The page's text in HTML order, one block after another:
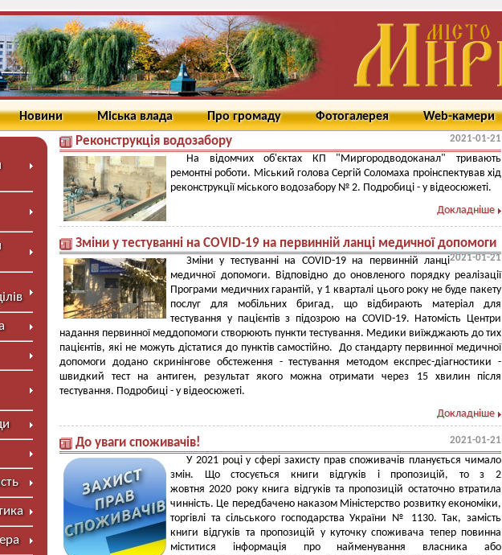
Новини Міська влада Про громаду Фотогалерея Web-камери
Реконструкція водозабору 2021-01-21
На відомчих об'єктах КП "Миргородводоканал" тривають
ремонтні роботи. Міський голова Сергій Соломаха проінспектував хід
реконструкції міського водозабору № 2. Подробиці - у відеосюжеті.
Докладніше
Зміни у тестуванні на COVID-19 на первинній ланці медичної допомоги
2021-01-21
Зміни у тестуванні на COVID-19 на первинній ланці
медичної допомоги. Відповідно до оновленого порядку реалізації
Програми медичних гарантій, у 1 кварталі цього року не буде пакету
послуг для мобільних бригад, що відбирають матеріал для
тестування у пацієнтів з підозрою на COVID-19. Натомість Центри
надання первинної меддопомоги створюють пункти тестування. Медики виїжджають до тих
пацієнтів, які не можуть дістатися до пунктів самостійно. До стандарту первинної медичної
допомоги додано скринінгове обстеження - тестування методом експрес-діагностики -
швидкий тест на антиген, результат якого можна отримати через 15 хвилин після
тестування. Подробиці - у відеосюжеті.
Докладніше
До уваги споживачів! 2021-01-21
У 2021 році у сфері захисту прав споживачів планується чимало
змін. Що стосується книги відгуків і пропозицій, то з 2
жовтня 2020 року книга відгуків та пропозицій остаточно втратила
чинність. Це передбачено наказом Міністерство розвитку економіки,
торгівлі та сільського господарства України № 1130. Так, замість
книги відгуків та пропозицій у куточку споживача тепер повинна
міститися інформація про найменування власника або